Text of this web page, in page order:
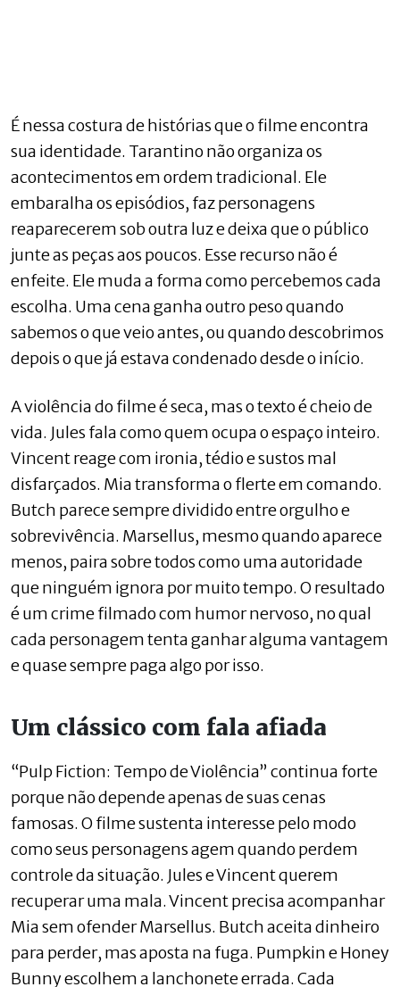
É nessa costura de histórias que o filme encontra
sua identidade. Tarantino não organiza os
acontecimentos em ordem tradicional. Ele
embaralha os episódios, faz personagens
reaparecerem sob outra luz e deixa que o público
junte as peças aos poucos. Esse recurso não é
enfeite. Ele muda a forma como percebemos cada
escolha. Uma cena ganha outro peso quando
sabemos o que veio antes, ou quando descobrimos
depois o que já estava condenado desde o início.
A violência do filme é seca, mas o texto é cheio de
vida. Jules fala como quem ocupa o espaço inteiro.
Vincent reage com ironia, tédio e sustos mal
disfarçados. Mia transforma o flerte em comando.
Butch parece sempre dividido entre orgulho e
sobrevivência. Marsellus, mesmo quando aparece
menos, paira sobre todos como uma autoridade
que ninguém ignora por muito tempo. O resultado
é um crime filmado com humor nervoso, no qual
cada personagem tenta ganhar alguma vantagem
e quase sempre paga algo por isso.
Um clássico com fala afiada
“Pulp Fiction: Tempo de Violência” continua forte
porque não depende apenas de suas cenas
famosas. O filme sustenta interesse pelo modo
como seus personagens agem quando perdem
controle da situação. Jules e Vincent querem
recuperar uma mala. Vincent precisa acompanhar
Mia sem ofender Marsellus. Butch aceita dinheiro
para perder, mas aposta na fuga. Pumpkin e Honey
Bunny escolhem a lanchonete errada. Cada